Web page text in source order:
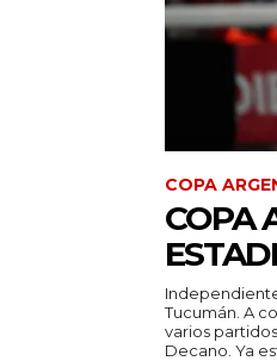
COPA
COPA
Tucumán. A continuación,
varios